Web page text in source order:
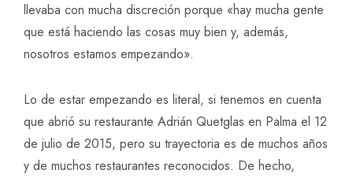
llevaba con mucha discreción porque «hay mucha gente
que está haciendo las cosas muy bien y, además,
nosotros estamos empezando».
Lo de estar empezando es literal, si tenemos en cuenta
que abrió su restaurante Adrián Quetglas en Palma el 12
de julio de 2015, pero su trayectoria es de muchos años
y de muchos restaurantes reconocidos. De hecho,